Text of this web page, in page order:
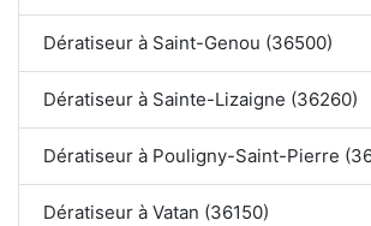
Dératiseur à Saint-Genou (36500)
Dératiseur à Sainte-Lizaigne (36260)
Dératiseur à Pouligny-Saint-Pierre
Dératiseur à Vatan (36150)